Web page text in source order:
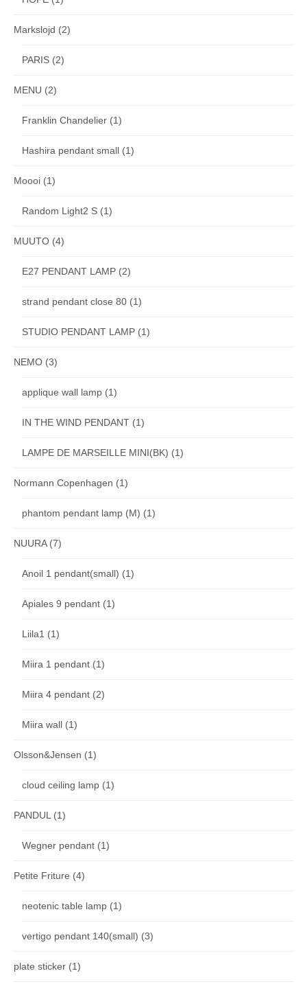
Markslojd (2)
PARIS (2)
MENU (2)
Franklin Chandelier (1)
Hashira pendant small (1)
Moooi (1)
Random Light2 S (1)
MUUTO (4)
E27 PENDANT LAMP (2)
strand pendant close 80 (1)
STUDIO PENDANT LAMP (1)
NEMO (3)
applique wall lamp (1)
IN THE WIND PENDANT (1)
LAMPE DE MARSEILLE MINI(BK) (1)
Normann Copenhagen (1)
phantom pendant lamp (M) (1)
NUURA(7)
Anoil 1 pendant(small) (1)
Apiales 9 pendant (1)
Liila1 (1)
Miira 1 pendant (1)
Miira 4 pendant (2)
Miira wall (1)
Olsson&Jensen (1)
cloud ceiling lamp (1)
PANDUL (1)
Wegner pendant (1)
Petite Friture (4)
neotenic table lamp (1)
vertigo pendant 140(small) (3)
plate sticker (1)